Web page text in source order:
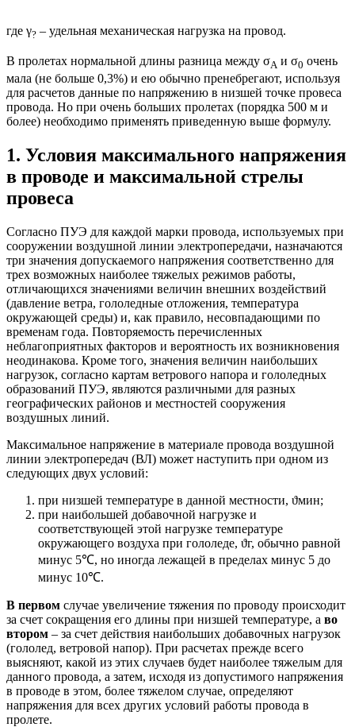
где γ? – удельная механическая нагрузка на провод.
В пролетах нормальной длины разница между σA и σ0 очень
мала (не больше 0,3%) и ею обычно пренебрегают, используя
для расчетов данные по напряжению в низшей точке провеса
провода. Но при очень больших пролетах (порядка 500 м и
более) необходимо применять приведенную выше формулу.
1. Условия максимального напряжения
в проводе и максимальной стрелы
провеса
Согласно ПУЭ для каждой марки провода, используемых при
сооружении воздушной линии электропередачи, назначаются
три значения допускаемого напряжения соответственно для
трех возможных наиболее тяжелых режимов работы,
отличающихся значениями величин внешних воздействий
(давление ветра, гололедные отложения, температура
окружающей среды) и, как правило, несовпадающими по
временам года. Повторяемость перечисленных
неблагоприятных факторов и вероятность их возникновения
неодинакова. Кроме того, значения величин наибольших
нагрузок, согласно картам ветрового напора и гололедных
образований ПУЭ, являются различными для разных
географических районов и местностей сооружения
воздушных линий.
Максимальное напряжение в материале провода воздушной
линии электропередач (ВЛ) может наступить при одном из
следующих двух условий:
при низшей температуре в данной местности, ϑмин;
при наибольшей добавочной нагрузке и
соответствующей этой нагрузке температуре
окружающего воздуха при гололеде, ϑг, обычно равной
минус 5℃, но иногда лежащей в пределах минус 5 до
минус 10℃.
В первом случае увеличение тяжения по проводу происходит
за счет сокращения его длины при низшей температуре, а во
втором – за счет действия наибольших добавочных нагрузок
(гололед, ветровой напор). При расчетах прежде всего
выясняют, какой из этих случаев будет наиболее тяжелым для
данного провода, а затем, исходя из допустимого напряжения
в проводе в этом, более тяжелом случае, определяют
напряжения для всех других условий работы провода в
пролете.